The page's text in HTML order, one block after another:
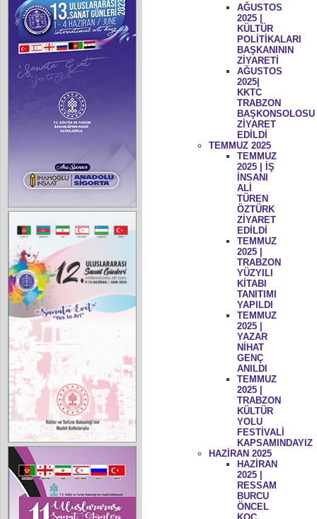
AĞUSTOS
2025 |
KÜLTÜR
POLİTİKALARI
BAŞKANININ
ZİYARETİ
AĞUSTOS
2025|
KKTC
TRABZON
BAŞKONSOLOSU
ZİYARET
EDİLDİ
TEMMUZ 2025
TEMMUZ
2025 | İŞ
İNSANI
ALİ
TÜREN
ÖZTÜRK
ZİYARET
EDİLDİ
TEMMUZ
2025 |
TRABZON
YÜZYILI
KİTABI
TANITIMI
YAPILDI
TEMMUZ
2025 |
YAZAR
NİHAT
GENÇ
ANILDI
TEMMUZ
2025 |
TRABZON
KÜLTÜR
YOLU
FESTİVALİ
KAPSAMINDAYIZ
HAZİRAN 2025
HAZİRAN
2025 |
RESSAM
BURCU
ÖNCEL